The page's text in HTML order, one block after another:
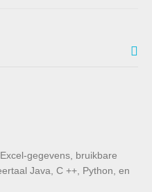
gegevens, bruikbare
Java, C ++, Python, en